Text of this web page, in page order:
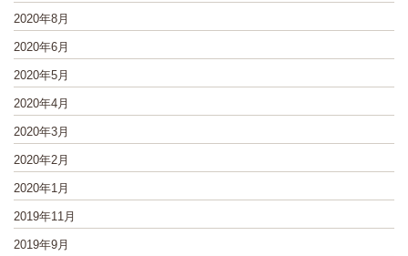
2020年8月
2020年6月
2020年5月
2020年4月
2020年3月
2020年2月
2020年1月
2019年11月
2019年9月